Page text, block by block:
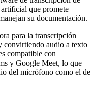
que promete
su documentación.
para la transcripción
convirtiendo audio a texto
compatible con
y Google Meet, lo que
del micrófono como el de